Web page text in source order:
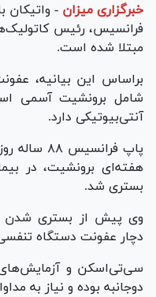
خبرگزاری میزان - واتیکان
فرانسیس، رئیس
مبتلا شده است.
براساس این بیانیه،
شامل برونشیت آسمی
آنتی‌بیوتیکی دارد.
پاپ
هفته‌ای برونشیت، در
بستری شد.
وی پیش از بستری شدن
دچار عفونت دستگاه
سی‌تی‌اسکن و آزمایش‌های
دوجانبه بوده و نیاز به